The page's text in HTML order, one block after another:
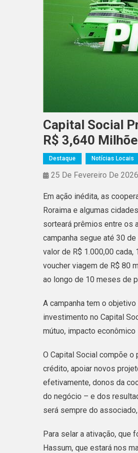
Capital Social
R$ 3,640
Destaque Notícias Locais
25 De Fevereiro De 2026
Em ação inédita, as
Roraima e algumas
sorteará prêmios entre os
campanha segue até 30
valor de R$ 1.000,00
voucher viagem de R$ 80
ao longo de 10 meses de
A campanha tem o
investimento no Capital
mútuo, impacto
O Capital Social compõe
crédito, apoiar novos
efetivamente, donos da
do negócio – e dos
será sempre do
Para selar a ativação, que
Hassum, que estará nos